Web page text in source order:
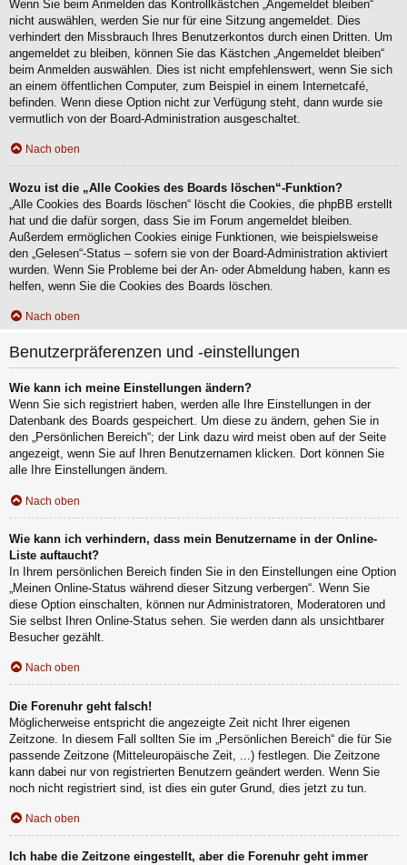
Wenn Sie beim Anmelden das Kontrollkästchen „Angemeldet bleiben“
nicht auswählen, werden Sie nur für eine Sitzung angemeldet. Dies
verhindert den Missbrauch Ihres Benutzerkontos durch einen Dritten. Um
angemeldet zu bleiben, können Sie das Kästchen „Angemeldet bleiben“
beim Anmelden auswählen. Dies ist nicht empfehlenswert, wenn Sie sich
an einem öffentlichen Computer, zum Beispiel in einem Internetcafé,
befinden. Wenn diese Option nicht zur Verfügung steht, dann wurde sie
vermutlich von der Board-Administration ausgeschaltet.
Nach oben
Wozu ist die „Alle Cookies des Boards löschen“-Funktion?
„Alle Cookies des Boards löschen“ löscht die Cookies, die phpBB erstellt
hat und die dafür sorgen, dass Sie im Forum angemeldet bleiben.
Außerdem ermöglichen Cookies einige Funktionen, wie beispielsweise
den „Gelesen“-Status – sofern sie von der Board-Administration aktiviert
wurden. Wenn Sie Probleme bei der An- oder Abmeldung haben, kann es
helfen, wenn Sie die Cookies des Boards löschen.
Nach oben
Benutzerpräferenzen und -einstellungen
Wie kann ich meine Einstellungen ändern?
Wenn Sie sich registriert haben, werden alle Ihre Einstellungen in der
Datenbank des Boards gespeichert. Um diese zu ändern, gehen Sie in
den „Persönlichen Bereich“; der Link dazu wird meist oben auf der Seite
angezeigt, wenn Sie auf Ihren Benutzernamen klicken. Dort können Sie
alle Ihre Einstellungen ändern.
Nach oben
Wie kann ich verhindern, dass mein Benutzername in der Online-
Liste auftaucht?
In Ihrem persönlichen Bereich finden Sie in den Einstellungen eine Option
„Meinen Online-Status während dieser Sitzung verbergen“. Wenn Sie
diese Option einschalten, können nur Administratoren, Moderatoren und
Sie selbst Ihren Online-Status sehen. Sie werden dann als unsichtbarer
Besucher gezählt.
Nach oben
Die Forenuhr geht falsch!
Möglicherweise entspricht die angezeigte Zeit nicht Ihrer eigenen
Zeitzone. In diesem Fall sollten Sie im „Persönlichen Bereich“ die für Sie
passende Zeitzone (Mitteleuropäische Zeit, ...) festlegen. Die Zeitzone
kann dabei nur von registrierten Benutzern geändert werden. Wenn Sie
noch nicht registriert sind, ist dies ein guter Grund, dies jetzt zu tun.
Nach oben
Ich habe die Zeitzone eingestellt, aber die Forenuhr geht immer